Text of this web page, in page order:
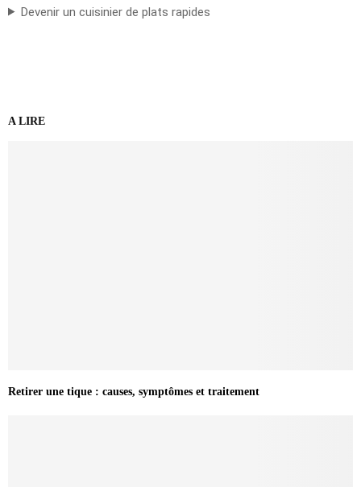
Devenir un cuisinier de plats rapides
A LIRE
Retirer une tique : causes, symptômes et traitement